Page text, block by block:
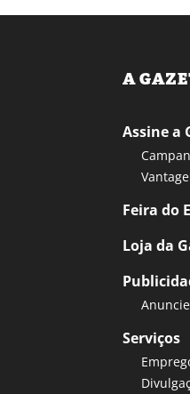
A
Assine a
Feira do
Loja da
Serviços